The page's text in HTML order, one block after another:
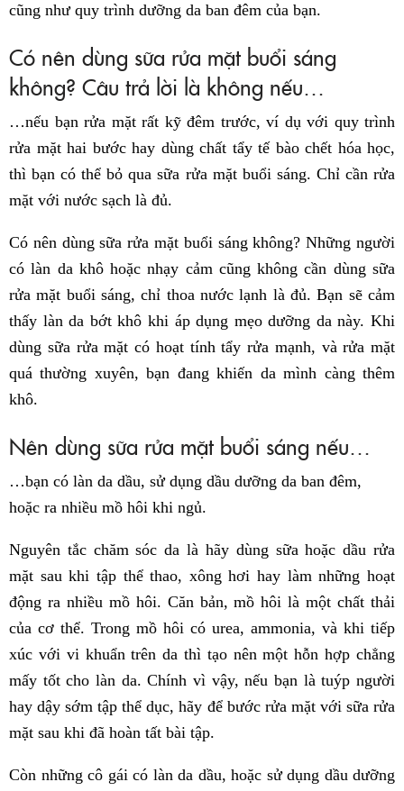
cũng như quy trình dưỡng da ban đêm của bạn.
Có nên dùng sữa rửa mặt buổi sáng
không? Câu trả lời là không nếu…
…nếu bạn rửa mặt rất kỹ đêm trước, ví dụ với quy trình
rửa mặt hai bước hay dùng chất tẩy tế bào chết hóa học,
thì bạn có thể bỏ qua sữa rửa mặt buổi sáng. Chỉ cần rửa
mặt với nước sạch là đủ.
Có nên dùng sữa rửa mặt buổi sáng không? Những người
có làn da khô hoặc nhạy cảm cũng không cần dùng sữa
rửa mặt buổi sáng, chỉ thoa nước lạnh là đủ. Bạn sẽ cảm
thấy làn da bớt khô khi áp dụng mẹo dưỡng da này. Khi
dùng sữa rửa mặt có hoạt tính tẩy rửa mạnh, và rửa mặt
quá thường xuyên, bạn đang khiến da mình càng thêm
khô.
Nên dùng sữa rửa mặt buổi sáng nếu…
…bạn có làn da dầu, sử dụng dầu dưỡng da ban đêm,
hoặc ra nhiều mồ hôi khi ngủ.
Nguyên tắc chăm sóc da là hãy dùng sữa hoặc dầu rửa
mặt sau khi tập thể thao, xông hơi hay làm những hoạt
động ra nhiều mồ hôi. Căn bản, mồ hôi là một chất thải
của cơ thể. Trong mồ hôi có urea, ammonia, và khi tiếp
xúc với vi khuẩn trên da thì tạo nên một hỗn hợp chẳng
mấy tốt cho làn da. Chính vì vậy, nếu bạn là tuýp người
hay dậy sớm tập thể dục, hãy để bước rửa mặt với sữa rửa
mặt sau khi đã hoàn tất bài tập.
Còn những cô gái có làn da dầu, hoặc sử dụng dầu dưỡng